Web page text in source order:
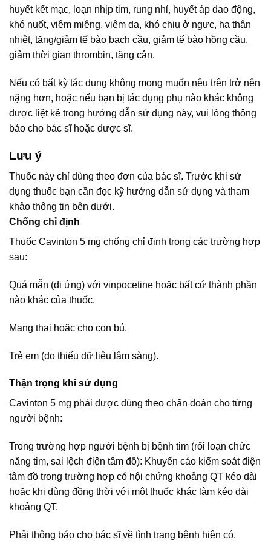
huyết kết mạc, loạn nhịp tim, rung nhỉ, huyết áp dao động,
khó nuốt, viêm miệng, viêm da, khó chịu ở ngực, hạ thân
nhiệt, tăng/giảm tế bào bạch cầu, giảm tế bào hồng cầu,
giảm thời gian thrombin, tăng cân.
Nếu có bất kỳ tác dụng không mong muốn nêu trên trở nên
nặng hơn, hoặc nếu bạn bị tác dụng phụ nào khác không
được liệt kê trong hướng dẫn sử dụng này, vui lòng thông
báo cho bác sĩ hoặc dược sĩ.
Lưu ý
Thuốc này chỉ dùng theo đơn của bác sĩ. Trước khi sử
dụng thuốc bạn cần đọc kỹ hướng dẫn sử dụng và tham
khảo thông tin bên dưới.
Chống chỉ định
Thuốc Cavinton 5 mg chống chỉ định trong các trường hợp
sau:
Quá mẫn (dị ứng) với vinpocetine hoặc bất cứ thành phần
nào khác của thuốc.
Mang thai hoặc cho con bú.
Trẻ em (do thiếu dữ liệu lâm sàng).
Thận trọng khi sử dụng
Cavinton 5 mg phải được dùng theo chẩn đoán cho từng
người bệnh:
Trong trường hợp người bệnh bị bệnh tim (rối loạn chức
năng tim, sai lệch điện tâm đồ): Khuyến cáo kiểm soát điện
tâm đồ trong trường hợp có hội chứng khoảng QT kéo dài
hoặc khi dùng đồng thời với một thuốc khác làm kéo dài
khoảng QT.
Phải thông báo cho bác sĩ về tình trạng bệnh hiện có.